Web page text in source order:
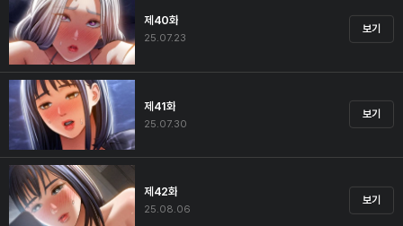
제40화
25.07.23
보기
제41화
25.07.30
보기
제42화
25.08.06
보기